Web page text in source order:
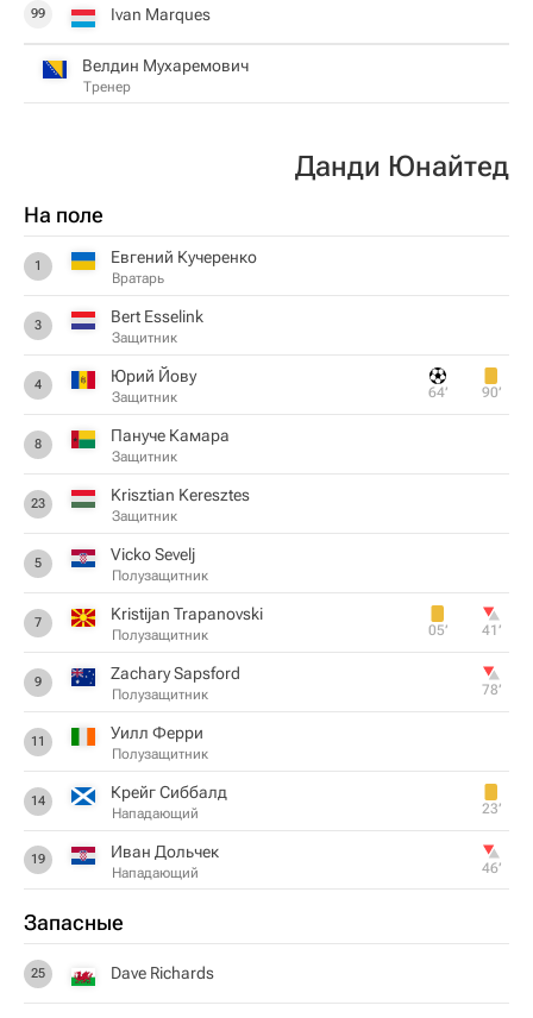
99 Ivan Marques
Велдин Мухаремович
Тренер
Данди Юнайтед
На поле
1 Евгений Кучеренко
Вратарь
3 Bert Esselink
Защитник
4 Юрий Йову
Защитник 64‎’‎ 90‎’‎
8 Пануче Камара
Защитник
23 Krisztian Keresztes
Защитник
5 Vicko Sevelj
Полузащитник
7 Kristijan Trapanovski
Полузащитник 05‎’‎ 41‎’‎
9 Zachary Sapsford
Полузащитник 78‎’‎
11 Уилл Ферри
Полузащитник
14 Крейг Сиббалд
Нападающий 23‎’‎
19 Иван Дольчек
Нападающий 46‎’‎
Запасные
25 Dave Richards